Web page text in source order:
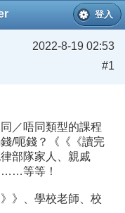
登入
2022-8-19 02:53
#1
／唔同類型的課程
/呃錢？《《《讀完
部隊家人、親戚
……等等！
》、學校老師、校